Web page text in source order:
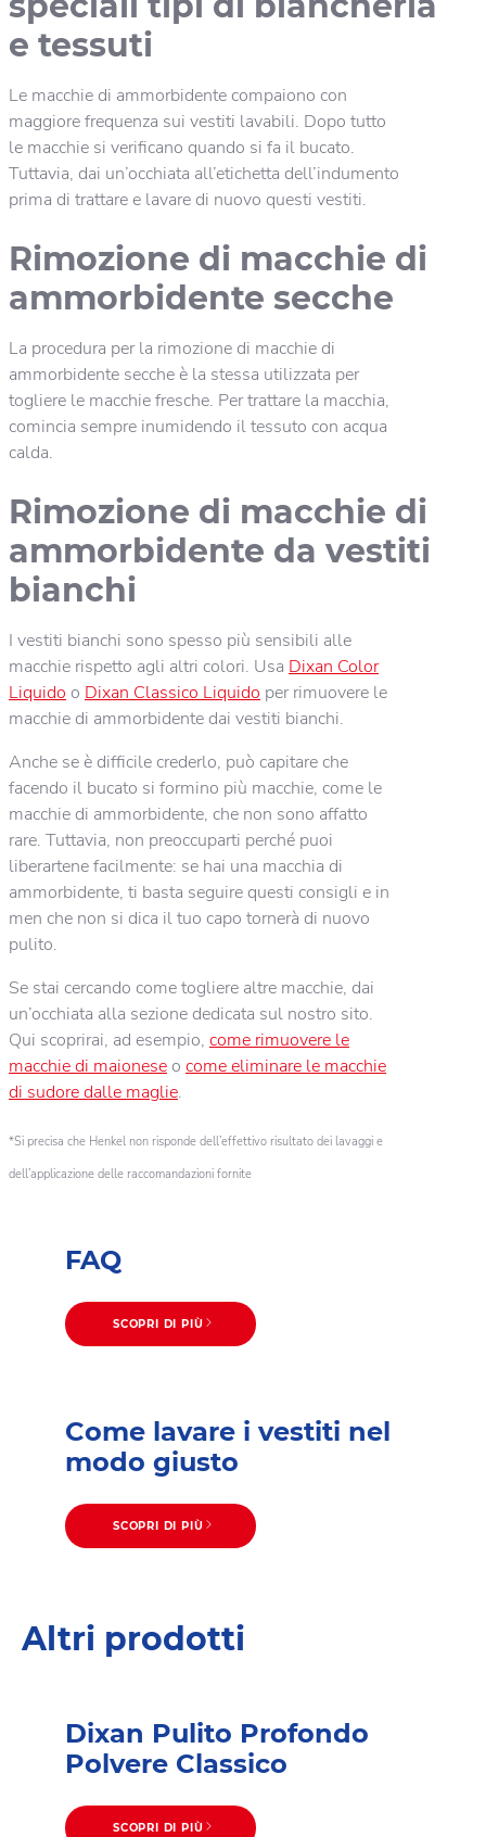
e tessuti
Le macchie di ammorbidente compaiono con
maggiore frequenza sui vestiti lavabili. Dopo tutto
le macchie si verificano quando si fa il bucato.
Tuttavia, dai un’occhiata all’etichetta dell’indumento
prima di trattare e lavare di nuovo questi vestiti.
Rimozione di macchie di
ammorbidente secche
La procedura per la rimozione di macchie di
ammorbidente secche è la stessa utilizzata per
togliere le macchie fresche. Per trattare la macchia,
comincia sempre inumidendo il tessuto con acqua
calda.
Rimozione di macchie di
ammorbidente da vestiti
bianchi
I vestiti bianchi sono spesso più sensibili alle
macchie rispetto agli altri colori. Usa Dixan Color
Liquido o Dixan Classico Liquido per rimuovere le
macchie di ammorbidente dai vestiti bianchi.
Anche se è difficile crederlo, può capitare che
facendo il bucato si formino più macchie, come le
macchie di ammorbidente, che non sono affatto
rare. Tuttavia, non preoccuparti perché puoi
liberartene facilmente: se hai una macchia di
ammorbidente, ti basta seguire questi consigli e in
men che non si dica il tuo capo tornerà di nuovo
pulito.
Se stai cercando come togliere altre macchie, dai
un’occhiata alla sezione dedicata sul nostro sito.
Qui scoprirai, ad esempio, come rimuovere le
macchie di maionese o come eliminare le macchie
di sudore dalle maglie.
*Si precisa che Henkel non risponde dell’effettivo risultato dei lavaggi e
dell’applicazione delle raccomandazioni fornite
FAQ
SCOPRI DI PIÙ
Come lavare i vestiti nel
modo giusto
SCOPRI DI PIÙ
Altri prodotti
Dixan Pulito Profondo
Polvere Classico
SCOPRI DI PIÙ